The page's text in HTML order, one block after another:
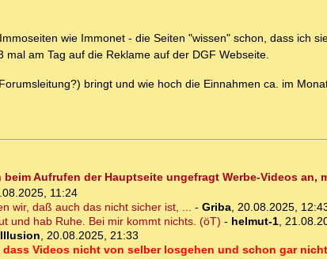
wie Immonet - die Seiten "wissen" schon, dass ich
am Tag auf die Reklame auf der DGF Webseite.
bringt und wie hoch die Einnahmen ca. im
Aufrufen der Hauptseite ungefragt Werbe-Videos an,
11:24
wir, daß auch das nicht sicher ist, ... - Griba, 20.08.2025,
und hab Ruhe. Bei mir kommt nichts. (öT) - helmut-1,
Illusion, 20.08.2025, 21:33
Videos nicht von selber losgehen und schon gar